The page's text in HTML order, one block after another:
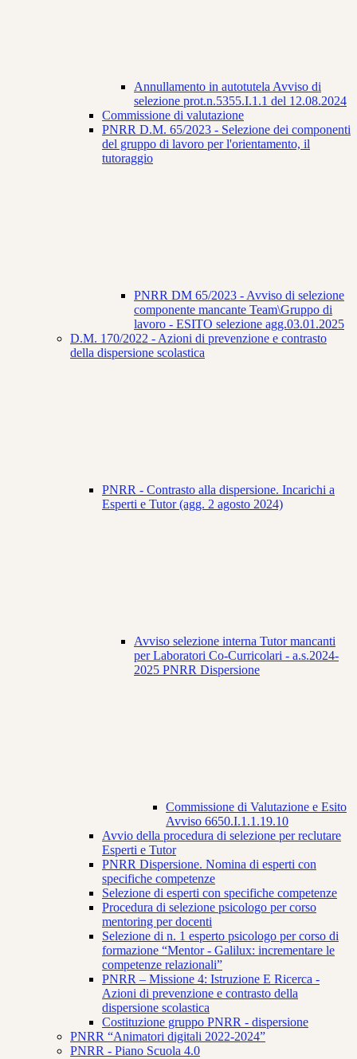
Annullamento in autotutela Avviso di
selezione prot.n.5355.I.1.1 del 12.08.2024
Commissione di valutazione
PNRR D.M. 65/2023 - Selezione dei componenti
del gruppo di lavoro per l'orientamento, il
tutoraggio
PNRR DM 65/2023 - Avviso di selezione
componente mancante Team\Gruppo di
lavoro - ESITO selezione agg.03.01.2025
D.M. 170/2022 - Azioni di prevenzione e contrasto
della dispersione scolastica
PNRR - Contrasto alla dispersione. Incarichi a
Esperti e Tutor (agg. 2 agosto 2024)
Avviso selezione interna Tutor mancanti
per Laboratori Co-Curricolari - a.s.2024-
2025 PNRR Dispersione
Commissione di Valutazione e Esito
Avviso 6650.I.1.1.19.10
Avvio della procedura di selezione per reclutare
Esperti e Tutor
PNRR Dispersione. Nomina di esperti con
specifiche competenze
Selezione di esperti con specifiche competenze
Procedura di selezione psicologo per corso
mentoring per docenti
Selezione di n. 1 esperto psicologo per corso di
formazione “Mentor - Galilux: incrementare le
competenze relazionali”
PNRR – Missione 4: Istruzione E Ricerca -
Azioni di prevenzione e contrasto della
dispersione scolastica
Costituzione gruppo PNRR - dispersione
PNRR “Animatori digitali 2022-2024”
PNRR - Piano Scuola 4.0